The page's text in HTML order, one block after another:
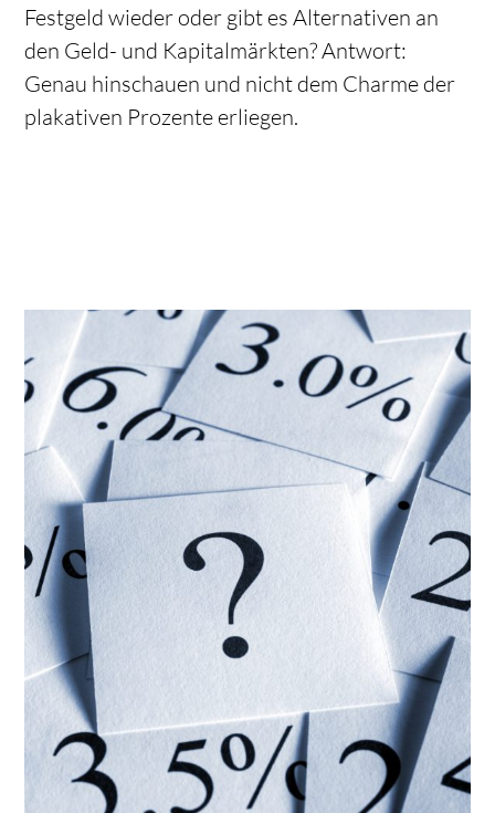
Festgeld wieder oder gibt es Alternativen an
den Geld- und Kapitalmärkten? Antwort:
Genau hinschauen und nicht dem Charme der
plakativen Prozente erliegen.